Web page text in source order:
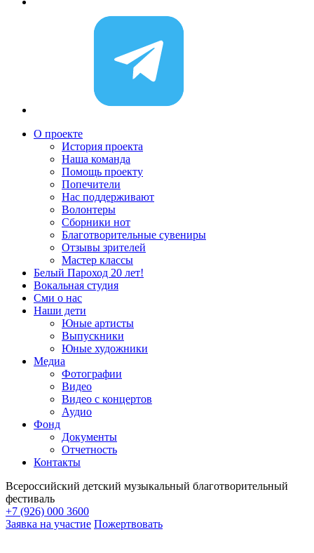
О проекте
История проекта
Наша команда
Помощь проекту
Попечители
Нас поддерживают
Волонтеры
Сборники нот
Благотворительные сувениры
Отзывы зрителей
Мастер классы
Белый Пароход 20 лет!
Вокальная студия
Сми о нас
Наши дети
Юные артисты
Выпускники
Юные художники
Медиа
Фотографии
Видео
Видео с концертов
Аудио
Фонд
Документы
Отчетность
Контакты
Всероссийский детский музыкальный благотворительный
фестиваль
+7 (926) 000 3600
Заявка на участие Пожертвовать